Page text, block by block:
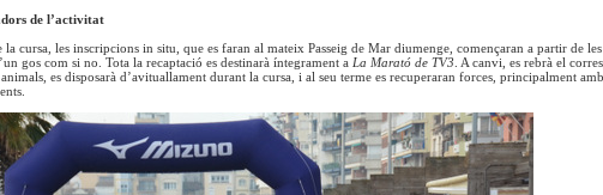
de l’activitat
cursa, les inscripcions in situ, que es faran al mateix Passeig de Mar diumenge, començaran a partir de
gos com si no. Tota la recaptació es destinarà íntegrament a La Marató de TV3. A canvi, es rebrà el
es disposarà d’avituallament durant la cursa, i al seu terme es recuperaran forces, principalment